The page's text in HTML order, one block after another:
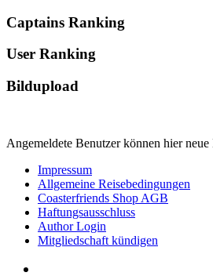
Captains Ranking
User Ranking
Bildupload
Angemeldete Benutzer können hier
Impressum
Allgemeine Reisebedingungen
Coasterfriends Shop AGB
Haftungsausschluss
Author Login
Mitgliedschaft kündigen